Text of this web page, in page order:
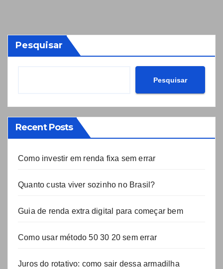
Pesquisar
Pesquisar
Recent Posts
Como investir em renda fixa sem errar
Quanto custa viver sozinho no Brasil?
Guia de renda extra digital para começar bem
Como usar método 50 30 20 sem errar
Juros do rotativo: como sair dessa armadilha